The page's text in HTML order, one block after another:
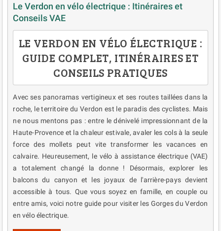
Le Verdon en vélo électrique : Itinéraires et
Conseils VAE
LE VERDON EN VÉLO ÉLECTRIQUE :
GUIDE COMPLET, ITINÉRAIRES ET
CONSEILS PRATIQUES
Avec ses panoramas vertigineux et ses routes taillées dans la
roche, le territoire du Verdon est le paradis des cyclistes. Mais
ne nous mentons pas : entre le dénivelé impressionnant de la
Haute-Provence et la chaleur estivale, avaler les cols à la seule
force des mollets peut vite transformer les vacances en
calvaire. Heureusement, le vélo à assistance électrique (VAE)
a totalement changé la donne ! Désormais, explorer les
balcons du canyon et les joyaux de l'arrière-pays devient
accessible à tous. Que vous soyez en famille, en couple ou
entre amis, voici notre guide pour visiter les Gorges du Verdon
en vélo électrique.